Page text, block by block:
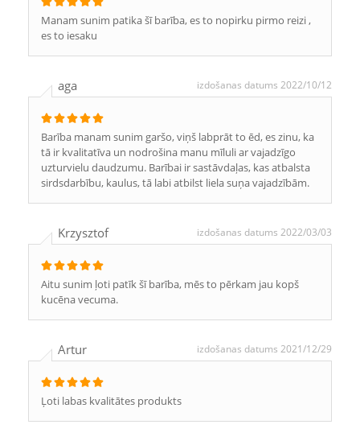
Manam sunim patika šī barība, es to nopirku pirmo reizi ,
es to iesaku
aga izdošanas datums 2022/10/12
Barība manam sunim garšo, viņš labprāt to ēd, es zinu, ka
tā ir kvalitatīva un nodrošina manu mīluli ar vajadzīgo
uzturvielu daudzumu. Barībai ir sastāvdaļas, kas atbalsta
sirdsdarbību, kaulus, tā labi atbilst liela suņa vajadzībām.
Krzysztof izdošanas datums 2022/03/03
Aitu sunim ļoti patīk šī barība, mēs to pērkam jau kopš
kucēna vecuma.
Artur izdošanas datums 2021/12/29
Ļoti labas kvalitātes produkts